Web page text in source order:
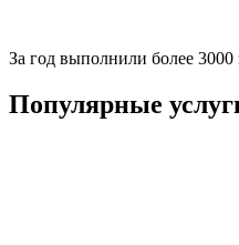
За год выполнили более 3000
Популярные